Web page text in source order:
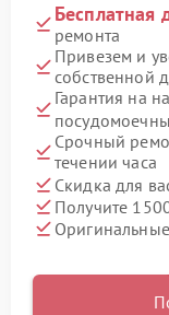
Бесплатная
ремонта
Привезем и
собственной
Гарантия на
Срочный
течении часа
Скидка для
Получите